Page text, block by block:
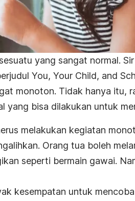
yang sangat normal. Sir
You, Your Child, and
monoton. Tidak hanya itu,
yang bisa dilakukan untuk
melakukan kegiatan
Orang tua boleh
seperti bermain gawai.
kesempatan untuk